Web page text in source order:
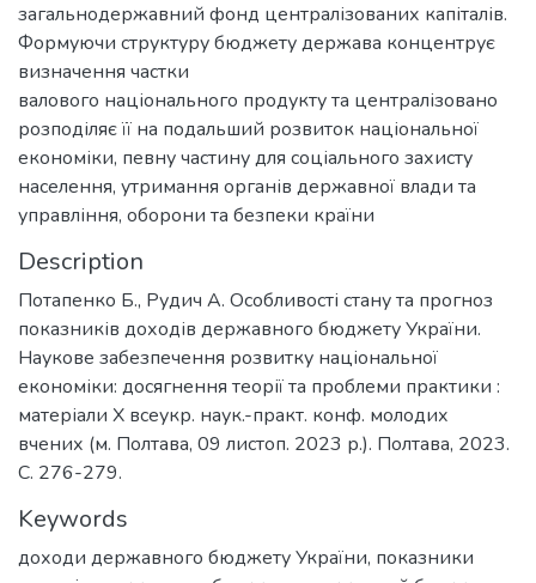
загальнодержавний фонд централізованих капіталів.
Формуючи структуру бюджету держава концентрує
визначення частки
валового національного продукту та централізовано
розподіляє її на подальший розвиток національної
економіки, певну частину для соціального захисту
населення, утримання органів державної влади та
управління, оборони та безпеки країни
Description
Потапенко Б., Рудич А. Особливості стану та прогноз
показників доходів державного бюджету України.
Наукове забезпечення розвитку національної
економіки: досягнення теорії та проблеми практики :
матеріали Х всеукр. наук.-практ. конф. молодих
вчених (м. Полтава, 09 листоп. 2023 р.). Полтава, 2023.
С. 276-279.
Keywords
доходи державного бюджету України, показники